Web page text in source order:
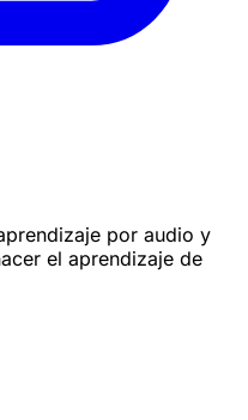
por audio y
el aprendizaje de